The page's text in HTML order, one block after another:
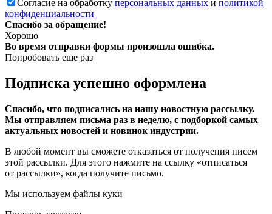
Согласие на обработку персональных данных и политикой
конфиденциальности
Спасибо за обращение!
Хорошо
Во время отправки формы произошла ошибка.
Попробовать еще раз
Подписка успешно оформлена
Спасибо, что подписались на нашу новостную рассылку.
Мы отправляем письма раз в неделю, с подборкой самых
актуальных новостей и новинок индустрии.
В любой момент вы сможете отказаться от получения писем
этой рассылки. Для этого нажмите на ссылку «отписаться
от рассылки», когда получите письмо.
Мы используем файлы куки